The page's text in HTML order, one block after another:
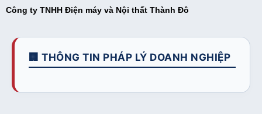
Công ty TNHH Điện máy và Nội thất Thành Đô
🏢 THÔNG TIN PHÁP LÝ DOANH NGHIỆP